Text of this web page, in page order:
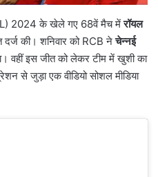
2024 के खेले गए 68वें मैच मेंरॉयल
दर्ज की। शनिवार को RCB नेचेन्नई
वहीं इस जीत को लेकर टीम में खुशी का
से जुड़ा एक वीडियो सोशल मीडिया